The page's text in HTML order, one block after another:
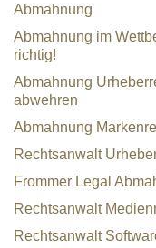
Abmahnung
Abmahnung im
richtig!
Abmahnung
abwehren
Abmahnung
Rechtsanwalt
Frommer Legal
Rechtsanwalt
Rechtsanwalt